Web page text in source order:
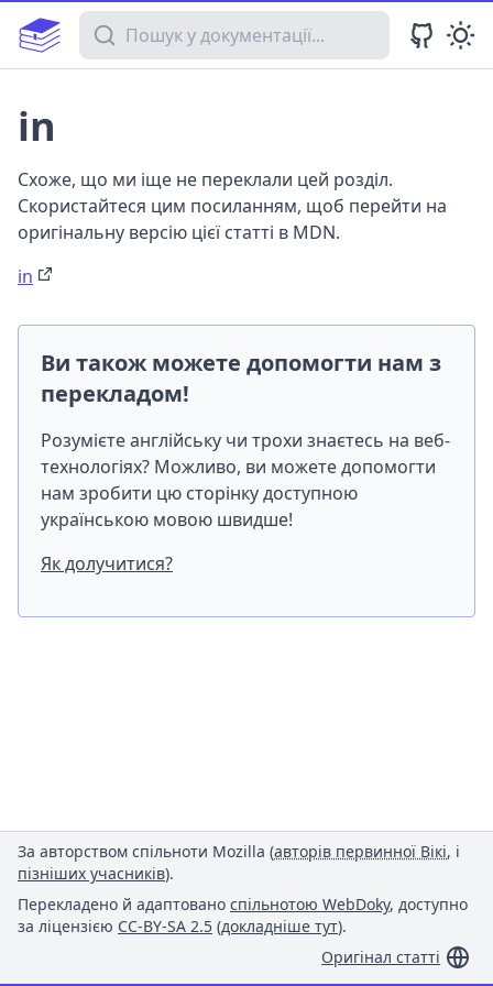
Пошук у документації
in
Схоже, що ми іще не переклали цей розділ.
Скористайтеся цим посиланням, щоб перейти на
оригінальну версію цієї статті в MDN.
in
Ви також можете допомогти нам з
перекладом!
Розумієте англійську чи трохи знаєтесь на веб-
технологіях? Можливо, ви можете допомогти
нам зробити цю сторінку доступною
українською мовою швидше!
Як долучитися?
За авторством спільноти Mozilla (авторів первинної Вікі, і
пізніших учасників).
Перекладено й адаптовано спільнотою WebDoky, доступно
за ліцензією CC-BY-SA 2.5 (докладніше тут).
Оригінал статті